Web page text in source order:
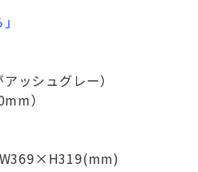
ッシュグレー）
）